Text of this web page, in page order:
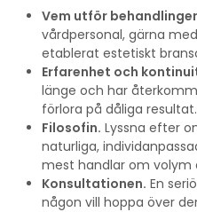
Vem utför
vårdpersonal, gärna
etablerat estetiskt
Erfarenhet och
länge och har
förlora på dåliga resultat.
Filosofin. Lyssna efter
naturliga,
mest handlar om volym
Konsultationen. En
någon vill hoppa över